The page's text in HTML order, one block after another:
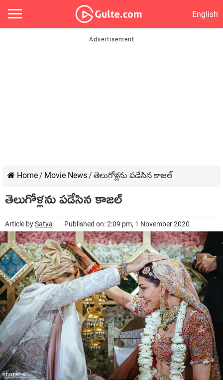
English
Home/ Movie News/ తెలుగోళ్లను పడేసిన కాజల్
తెలుగోళ్లను పడేసిన కాజల్
Article bySatya Published on: 2:09 pm, 1 November 2020